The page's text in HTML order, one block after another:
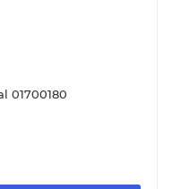
01700180